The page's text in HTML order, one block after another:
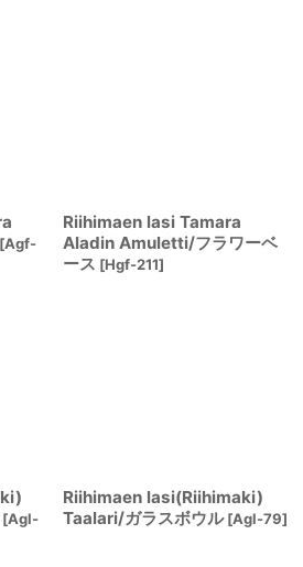
[Agf-
Riihimaen lasi Tamara
Aladin Amuletti/フラワーベ
ース [Hgf-211]
[Agl-
Riihimaen lasi(Riihimaki)
Taalari/ガラスボウル [Agl-79]